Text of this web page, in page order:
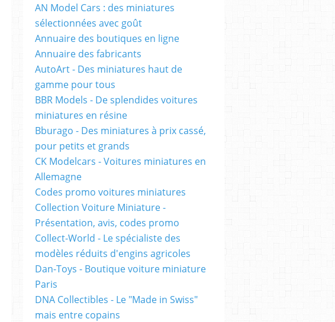
AN Model Cars : des miniatures
sélectionnées avec goût
Annuaire des boutiques en ligne
Annuaire des fabricants
AutoArt - Des miniatures haut de
gamme pour tous
BBR Models - De splendides voitures
miniatures en résine
Bburago - Des miniatures à prix cassé,
pour petits et grands
CK Modelcars - Voitures miniatures en
Allemagne
Codes promo voitures miniatures
Collection Voiture Miniature -
Présentation, avis, codes promo
Collect-World - Le spécialiste des
modèles réduits d'engins agricoles
Dan-Toys - Boutique voiture miniature
Paris
DNA Collectibles - Le "Made in Swiss"
mais entre copains